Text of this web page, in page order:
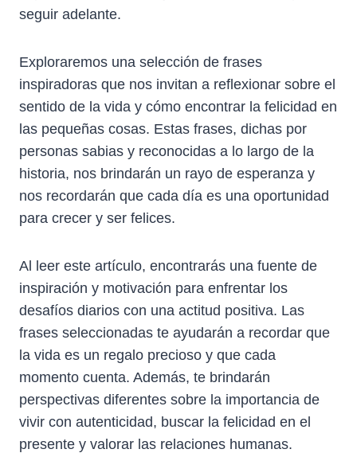
seguir adelante.
Exploraremos una selección de frases
inspiradoras que nos invitan a reflexionar sobre el
sentido de la vida y cómo encontrar la felicidad en
las pequeñas cosas. Estas frases, dichas por
personas sabias y reconocidas a lo largo de la
historia, nos brindarán un rayo de esperanza y
nos recordarán que cada día es una oportunidad
para crecer y ser felices.
Al leer este artículo, encontrarás una fuente de
inspiración y motivación para enfrentar los
desafíos diarios con una actitud positiva. Las
frases seleccionadas te ayudarán a recordar que
la vida es un regalo precioso y que cada
momento cuenta. Además, te brindarán
perspectivas diferentes sobre la importancia de
vivir con autenticidad, buscar la felicidad en el
presente y valorar las relaciones humanas.